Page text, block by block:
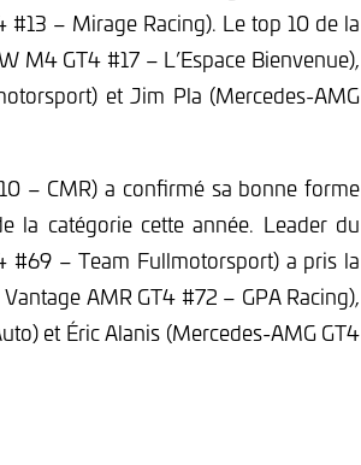
#13 – Mirage Racing). Le top 10 de la
M4 GT4 #17 – L’Espace Bienvenue),
et Jim Pla (Mercedes-AMG
– CMR) a confirmé sa bonne forme
la catégorie cette année. Leader du
#69 – Team Fullmotorsport) a pris la
AMR GT4 #72 – GPA Racing),
et Éric Alanis (Mercedes-AMG GT4